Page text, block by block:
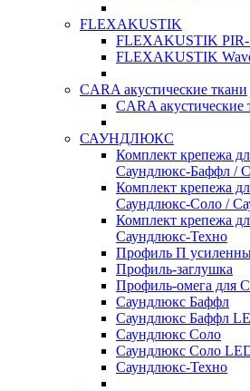
FLEXAKUSTIK
FLEXAKUSTIK
FLEXAKUSTIK
CARA акустические ткани
CARA акустические
САУНДЛЮКС
Комплект крепежа
Саундлюкс-Баффл /
Комплект крепежа
Саундлюкс-Соло /
Комплект крепежа
Саундлюкс-Техно
Профиль П
Профиль-заглушка
Профиль-омега для
Саундлюкс Баффл
Саундлюкс Баффл
Саундлюкс Соло
Саундлюкс Соло
Саундлюкс-Техно